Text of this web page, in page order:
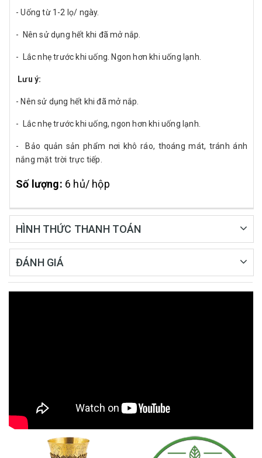
- Uống từ 1-2 lọ/ ngày.
- Nên sử dụng hết khi đã mở nắp.
- Lắc nhẹ trước khi uống. Ngon hơn khi uống lạnh.
Lưu ý:
- Nên sử dụng hết khi đã mở nắp.
- Lắc nhẹ trước khi uống, ngon hơn khi uống lạnh.
- Bảo quản sản phẩm nơi khô ráo, thoáng mát, tránh ánh
nắng mặt trời trực tiếp.
Số lượng: 6 hủ/ hộp
HÌNH THỨC THANH TOÁN
ĐÁNH GIÁ